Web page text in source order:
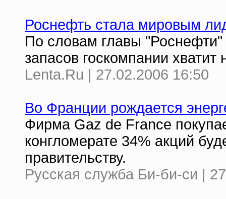
Роснефть стала мировым
По словам главы
запасов госкомпании хватит
Lenta.Ru | 27.02.2006 16:50
Во Франции рождается
Фирма Gaz de France
конгломерате 34% акций
правительству.
Русская служба Би-би-си |